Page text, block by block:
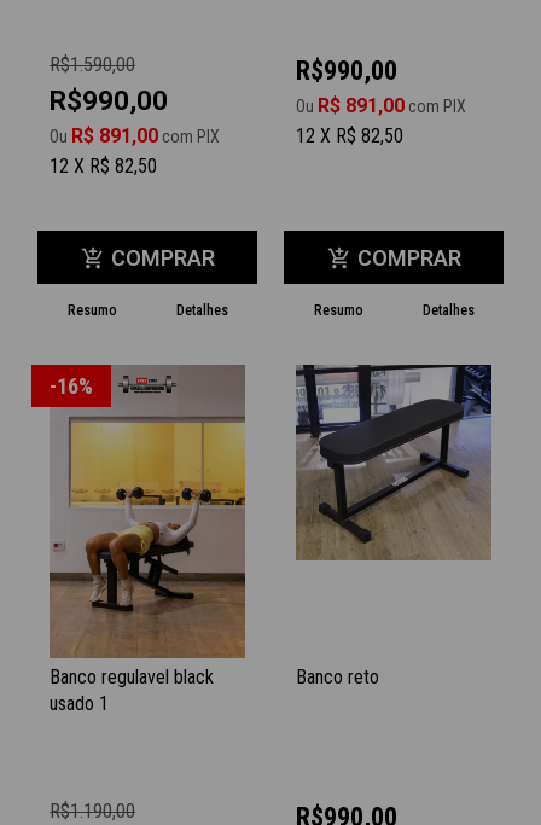
R$1.590,00
R$990,00
Ou R$ 891,00 com PIX
12 X R$ 82,50
add_shopping_cart COMPRAR
Resumo Detalhes
R$990,00
Ou R$ 891,00 com PIX
12 X R$ 82,50
add_shopping_cart COMPRAR
Resumo Detalhes
-16%
Banco regulavel black
usado 1
R$1.190,00
Banco reto
R$990,00